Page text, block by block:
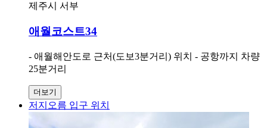
제주시 서부
애월코스트34
- 애월해안도로 근처(도보3분거리) 위치 - 공항까지 차량
25분거리
더보기
저지오름 입구 위치